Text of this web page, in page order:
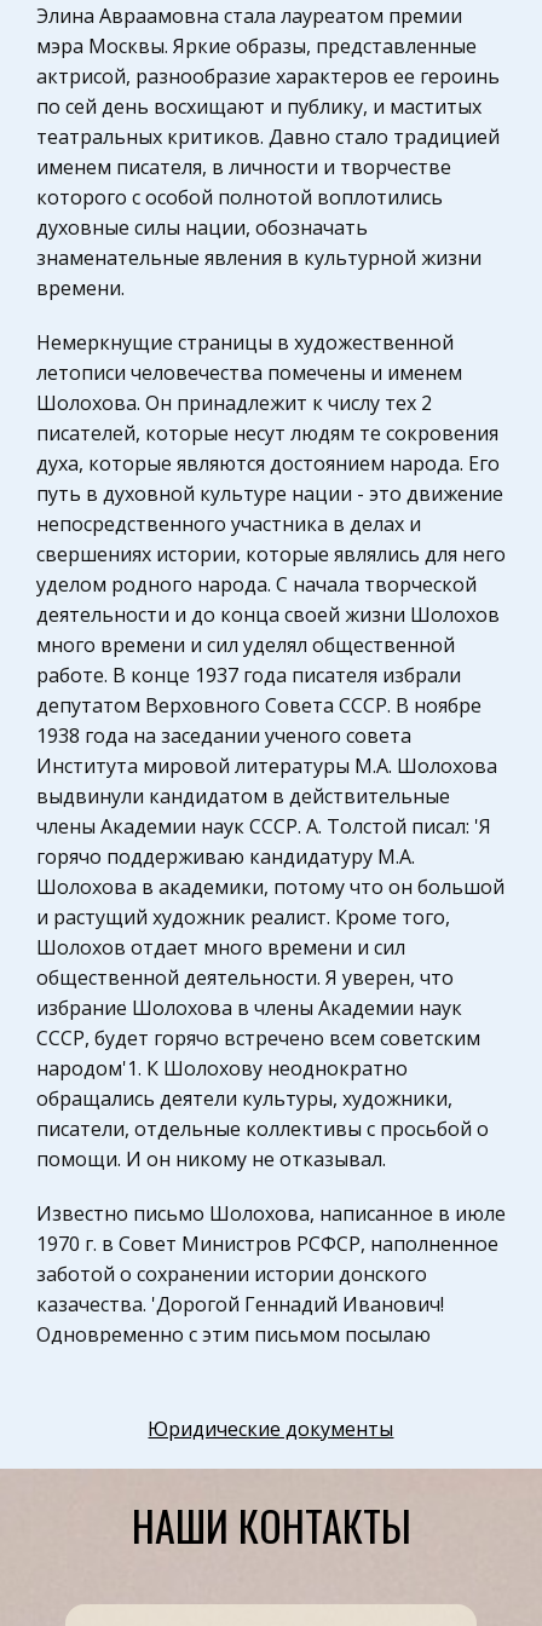
Историческая личность
Международные экономические и валютно-
кредитные отношения
Сельское хозяйство
Уголовный процесс
Охрана природы, Экология,
Природопользование
Экономическая теория, политэкономия,
Бухгалтерский учет
Геология
Авиация
Биржевое дело
Социология
Гражданское право
Охрана правопорядка
Физика
Теория государства и права
Компьютерные сети
Муниципальное право России
Химия
Архитектура
Нотариат
Технология
Конституционное (государственное) право
зарубежных стран
Уголовное право
Административное право
Музыка
Физкультура и Спорт, Здоровье
Математика
Правоохранительные органы
Космонавтика
Налоговое право
Физкультура и Спорт
Теория систем управления
Законодательство и право
Здоровье
Товарная биржа и биржевая торговля
Товарная биржа может иметь филиалы и другие
обособленные подразделения, учреждаемые в
соответствии с законодательством. Сфера
деятельности товарной биржи Биржа вправе
осуществлять деятельность, непоср
Исполнительная власть субъектов РФ (на
примере Оренбургской области)
Исполнительная власть, олицетворяемая
Президентом и Правительством, по своей
природе является вторичной ветвью власти. Ее
главное предназначение – исполнение законов,
их реализация. Но в распоряжении
Интернет и политика в современном мире
Важнейшими качественными признаками
новой виртуальной реальности являются ее
глобальность и интерактивность. Интернет не
признает условностей государственного
суверенитета, форм политического участия
Технология ремонта автомобилей
Особенно сильно развивается коррозия в
труднодоступных для очистки местах, где
периодически попадающая в них влага
сохраняется длительное время, и, в связи с
повышением температуры окружающей среды,
п
Элина Авраамовна стала лауреатом премии
мэра Москвы. Яркие образы, представленные
актрисой, разнообразие характеров ее героинь
по сей день восхищают и публику, и маститых
театральных критиков. Давно стало традицией
именем писателя, в личности и творчестве
которого с особой полнотой воплотились
духовные силы нации, обозначать
знаменательные явления в культурной жизни
времени.
Немеркнущие страницы в художественной
летописи человечества помечены и именем
Шолохова. Он принадлежит к числу тех 2
писателей, которые несут людям те сокровения
духа, которые являются достоянием народа. Его
путь в духовной культуре нации - это движение
непосредственного участника в делах и
свершениях истории, которые являлись для него
уделом родного народа. С начала творческой
деятельности и до конца своей жизни Шолохов
много времени и сил уделял общественной
работе. В конце 1937 года писателя избрали
депутатом Верховного Совета СССР. В ноябре
1938 года на заседании ученого совета
Института мировой литературы М.А. Шолохова
выдвинули кандидатом в действительные
члены Академии наук СССР. А. Толстой писал: 'Я
горячо поддерживаю кандидатуру М.А.
Шолохова в академики, потому что он большой
и растущий художник реалист. Кроме того,
Шолохов отдает много времени и сил
общественной деятельности. Я уверен, что
избрание Шолохова в члены Академии наук
СССР, будет горячо встречено всем советским
народом'1. К Шолохову неоднократно
обращались деятели культуры, художники,
писатели, отдельные коллективы с просьбой о
помощи. И он никому не отказывал.
Известно письмо Шолохова, написанное в июле
1970 г. в Совет Министров РСФСР, наполненное
заботой о сохранении истории донского
казачества. 'Дорогой Геннадий Иванович!
Одновременно с этим письмом посылаю
возможности как-то отметить наступающее в
подробней обосновать свое предложение,
продиктованное единственным желанием не
создать все необходимое, чтобы вырвать
Юридические документы
НАШИ КОНТАКТЫ